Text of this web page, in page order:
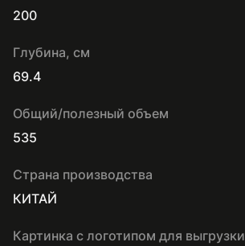
200
Глубина, см
69.4
Общий/полезный объем
535
Страна производства
КИТАЙ
Картинка с логотипом для выгрузки